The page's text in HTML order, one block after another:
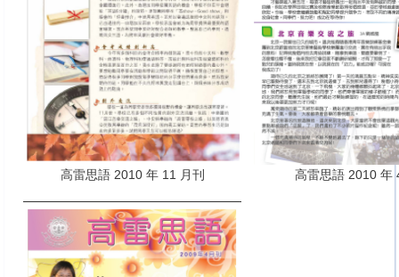
高雷思語 2010 年 11 月刊 高雷思語 2010 年